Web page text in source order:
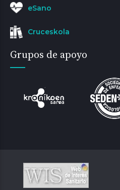
eSano
Cruceskola
Grupos de apoyo